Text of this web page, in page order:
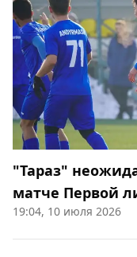
"Тараз"
матче Первой
19:04, 10 июля 2026